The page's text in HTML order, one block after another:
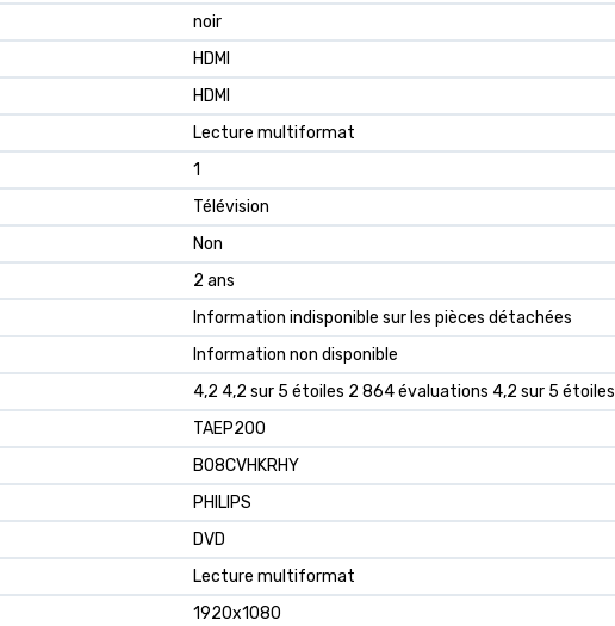
‎noir
‎HDMI
‎HDMI
‎Lecture multiformat
‎1
‎Télévision
‎Non
‎2 ans
‎Information indisponible sur les pièces détachées
‎Information non disponible
4,2 4,2 sur 5 étoiles 2 864 évaluations 4,2 sur 5 étoiles
TAEP200
B08CVHKRHY
PHILIPS
DVD
Lecture multiformat
1920x1080